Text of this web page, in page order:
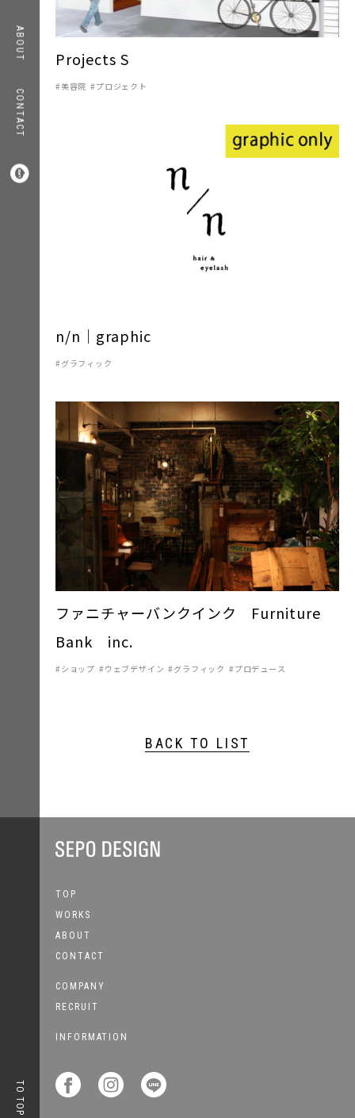
ABOUT
CONTACT

ABOUT
COMPANY

TO TOP
Projects S
美容院 プロジェクト
n/n｜graphic
グラフィック
ファニチャーバンクインク Furniture
Bank inc.
ショップ ウェブデザイン グラフィック プロデュース
BACK TO LIST
TOP
WORKS
ABOUT
CONTACT
COMPANY
RECRUIT
INFORMATION
  